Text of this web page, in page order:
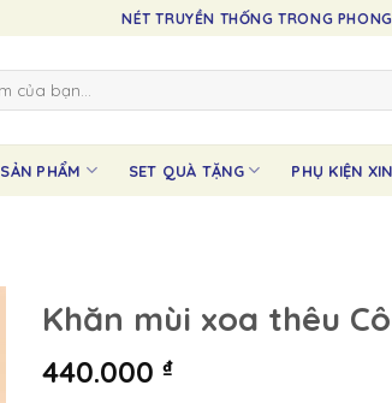
NÉT TRUYỀN THỐNG TRONG
SẢN PHẨM SET QUÀ TẶNG PHỤ KIỆN
Khăn mùi xoa thêu
440.000₫